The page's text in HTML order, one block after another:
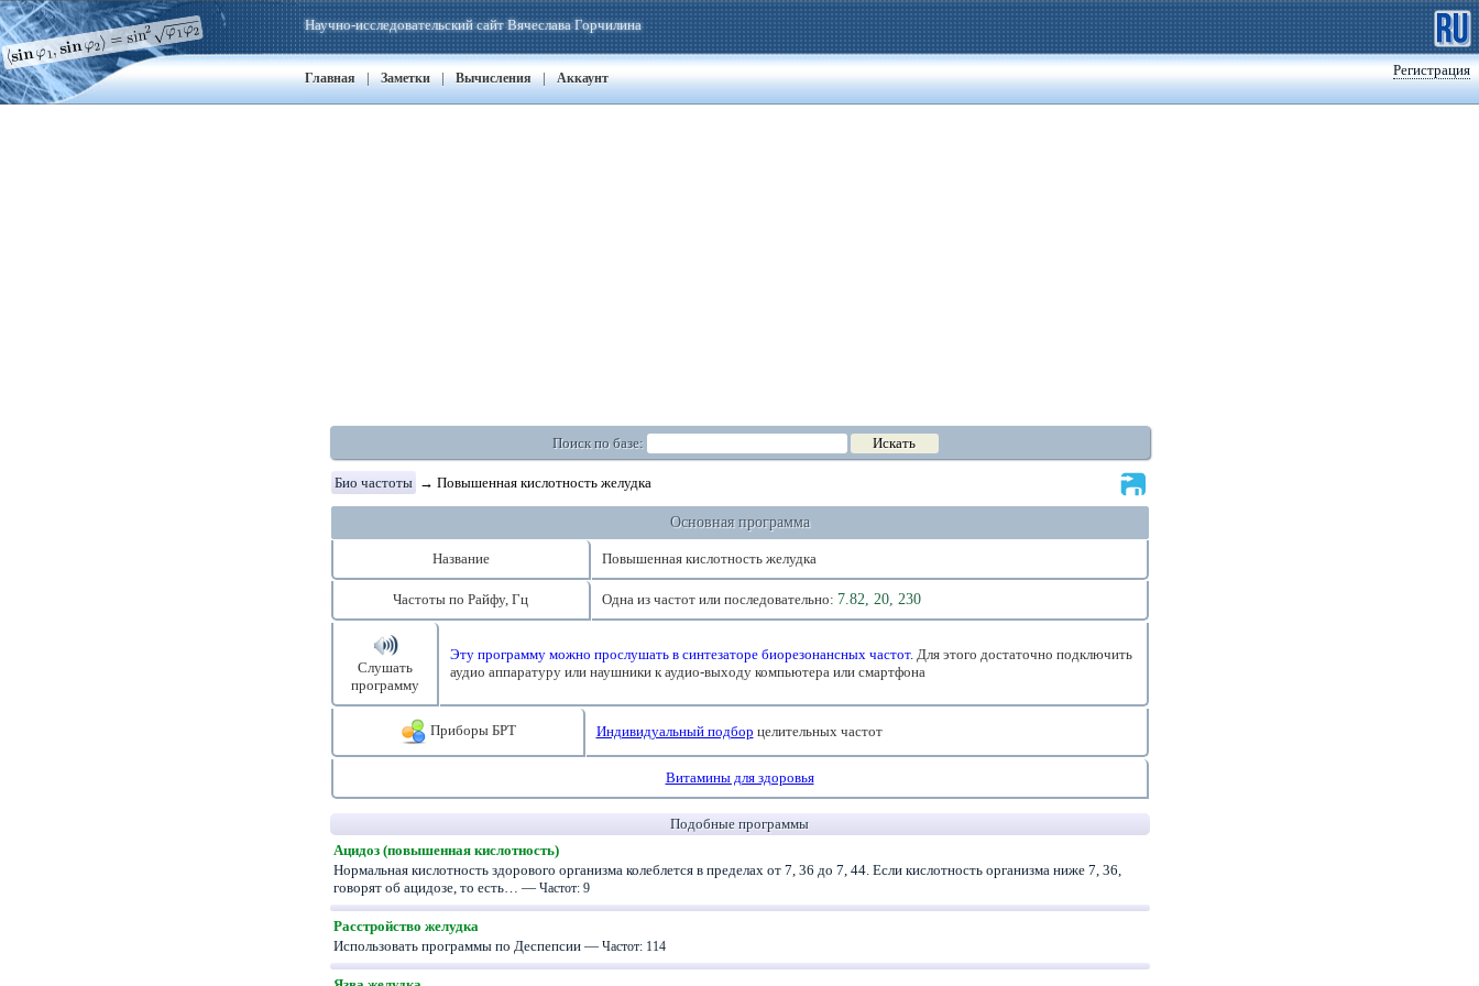
Регистрация
Научно-исследовательский сайт Вячеслава Горчилина
Главная | Заметки | Вычисления | Аккаунт
Поиск по базе:
Био частоты → Повышенная кислотность желудка
Основная программа
Название Повышенная кислотность желудка
Частоты по Райфу, Гц Одна из частот или последовательно: 7.82, 20, 230
Слушать
программу
Эту программу можно прослушать в синтезаторе биорезонансных частот.Для этого достаточно подключить
аудио аппаратуру или наушники к аудио-выходу компьютера или смартфона
Приборы БРТ Индивидуальный подбор целительных частот
Витамины для здоровья
Подобные программы
Ацидоз (повышенная кислотность)
Нормальная кислотность здорового организма колеблется в пределах от 7, 36 до 7, 44. Если кислотность организма ниже 7, 36,
говорят об ацидозе, то есть… — Частот: 9
Расстройство желудка
Использовать программы по Деспепсии — Частот: 114